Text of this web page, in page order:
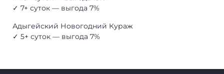
✓ 7+ суток — выгода 7%
Адыгейский Новогодний Кураж
✓ 5+ суток — выгода 7%